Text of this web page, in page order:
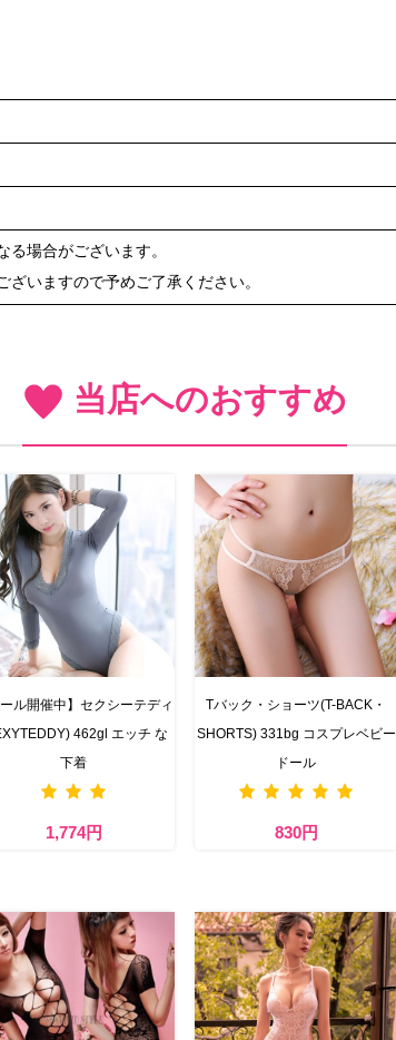
場合がございます。
いますので予めご了承ください。
当店へのおすすめ
ール開催中】セクシーテディ
462gl エッチ な
下着
1,774円
Tバック・ショーツ(T-BACK・
SHORTS) 331bg コスプレベビー
ドール
830円